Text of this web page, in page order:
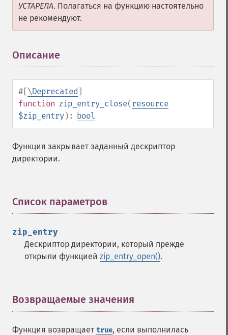
УСТАРЕЛА. Полагаться на функцию настоятельно
не рекомендуют.
Описание
#[\Deprecated]
function zip_entry_close(resource
$zip_entry): bool
Функция закрывает заданный дескриптор
директории.
Список параметров
zip_entry
Дескриптор директории, который прежде
открыли функцией zip_entry_open().
Возвращаемые значения
Функция возвращает true, если выполнилась